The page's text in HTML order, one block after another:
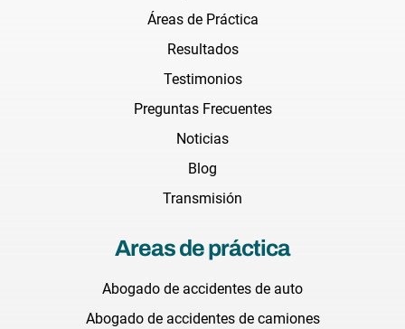
Áreas de Práctica
Resultados
Testimonios
Preguntas Frecuentes
Noticias
Blog
Transmisión
Areas de práctica
Abogado de accidentes de auto
Abogado de accidentes de camiones